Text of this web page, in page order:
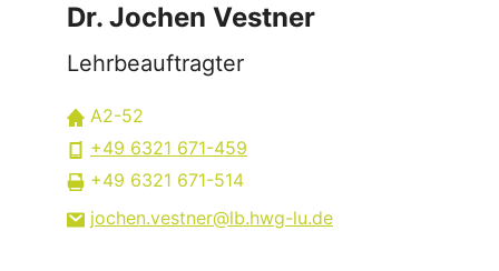
Dr. Jochen Vestner
Lehrbeauftragter
A2-52
+49 6321 671-459
+49 6321 671-514
jochen.vestner
lb.hwg-lu de